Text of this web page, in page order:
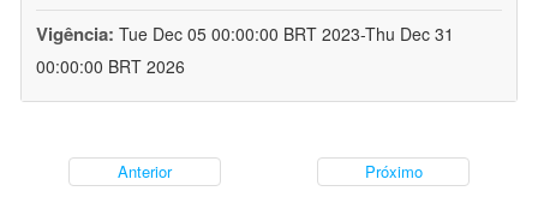
Vigência: Tue Dec 05 00:00:00 BRT 2023-Thu Dec 31
00:00:00 BRT 2026
Anterior Próximo